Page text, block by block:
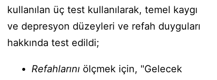
kullanılan üç test kullanılarak, temel kaygı
ve depresyon düzeyleri ve refah duyguları
hakkında test edildi;
Refahlarını ölçmek için, "Gelecek